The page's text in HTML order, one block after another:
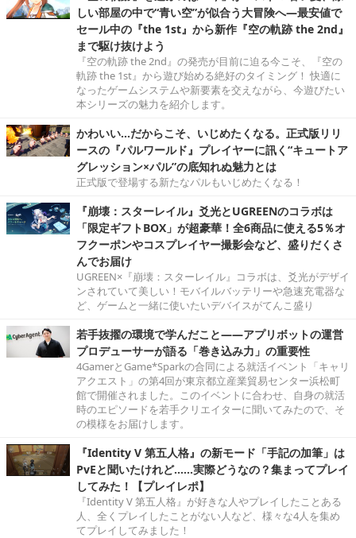
しい部屋の中で“青い空”が似合う大冒険へ―最安値で
セール中の『the 1st』から新作『空の軌跡 the 2nd』
まで駆け抜けよう
『空の軌跡 the 2nd』の発売が目前に迫る今こそ、『空の
軌跡 the 1st』から遊び始める絶好のタイミング！ 快適に
なったゲームシステムや新要素を交えながら、今遊びたい
本シリーズの魅力を紹介します。
かわいい…だからこそ、いじめたくなる。正式版リリ
ースの『パルワールド』プレイヤーに訊く“キュートア
グレッション×パル”の底知れぬ魅力とは
正式版で登場する新たなパルもいじめたくなる！
『崩壊：スターレイル』爻光とUGREENのコラボは
「限定ギフトBOX」が超豪華！全6商品に使える5％オ
フクーポンやコスプレイヤー撮影会など、盛りだくさ
んでお届け
UGREEN×『崩壊：スターレイル』コラボは、爻光がデザイ
ンされていて美しい！モバイルバッテリーや急速充電器な
ど、ゲームと一緒に使いたいデバイスがてんこ盛り
若手抜擢の環境で学んだこと――アプリボットの運営
プロデューサーが語る「巻き込み力」の重要性
4GamerとGame*Sparkの合同による就活イベント「キャリ
アクエスト」の第4回が東京都立産業貿易センター浜松町
館で開催されました。このイベントに合わせ、自身の就活
時のエピソードを若手クリエイターに聞いてみたので、そ
の模様をお届けします。
『Identity V 第五人格』の新モード「手記の加筆」は
PvEと聞いたけれど……実際どうなの？集まってプレイ
してみた！【プレイレポ】
『Identity V 第五人格』が好きな人やプレイしたことある
人、全くプレイしたことがない人など、様々な4人を集め
てプレイしてみました！